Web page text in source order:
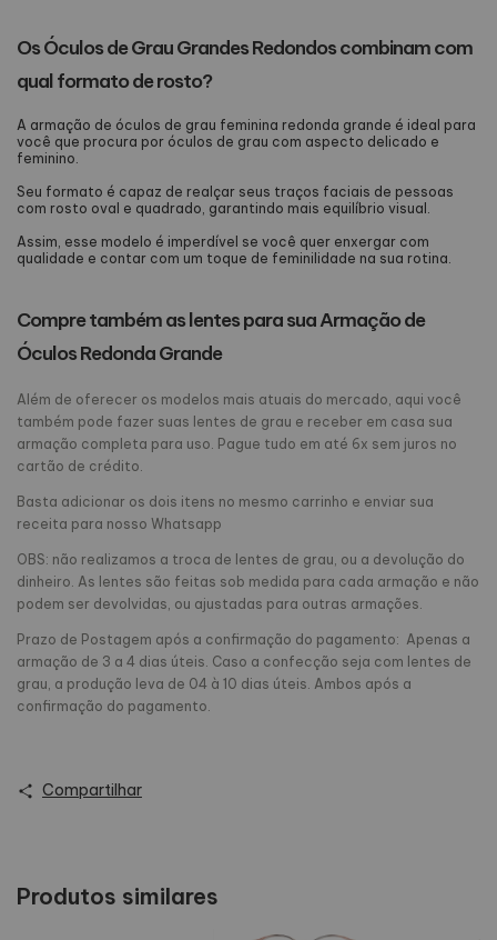
Os Óculos de Grau Grandes Redondos combinam com
qual formato de rosto?
A armação de óculos de grau feminina redonda grande é ideal para
você que procura por óculos de grau com aspecto delicado e
feminino.
Seu formato é capaz de realçar seus traços faciais de pessoas
com rosto oval e quadrado, garantindo mais equilíbrio visual.
Assim, esse modelo é imperdível se você quer enxergar com
qualidade e contar com um toque de feminilidade na sua rotina.
Compre também as lentes para sua Armação de
Óculos Redonda Grande
Além de oferecer os modelos mais atuais do mercado, aqui você
também pode fazer suas lentes de grau e receber em casa sua
armação completa para uso. Pague tudo em até 6x sem juros no
cartão de crédito.
Basta adicionar os dois itens no mesmo carrinho e enviar sua
receita para nosso Whatsapp
OBS: não realizamos a troca de lentes de grau, ou a devolução do
dinheiro. As lentes são feitas sob medida para cada armação e não
podem ser devolvidas, ou ajustadas para outras armações.
Prazo de Postagem após a confirmação do pagamento: Apenas a
armação de 3 a 4 dias úteis. Caso a confecção seja com lentes de
grau, a produção leva de 04 à 10 dias úteis. Ambos após a
confirmação do pagamento.
Compartilhar
Produtos similares